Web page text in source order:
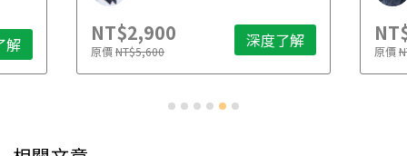
解 NT$2,900
原價NT$5,600 深度了解 原價